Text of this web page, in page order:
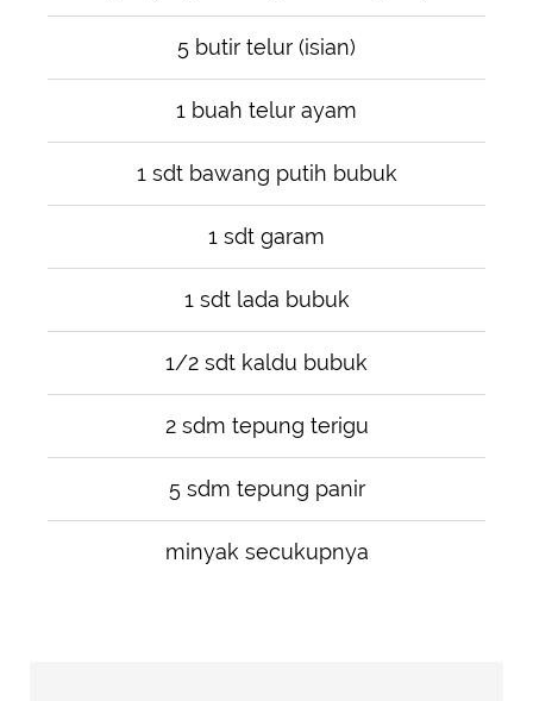
5 butir telur (isian)
1 buah telur ayam
1 sdt bawang putih bubuk
1 sdt garam
1 sdt lada bubuk
1/2 sdt kaldu bubuk
2 sdm tepung terigu
5 sdm tepung panir
minyak secukupnya